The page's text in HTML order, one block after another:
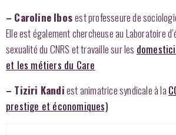
– Caroline Ibosest professeure de
Elle est également chercheuse au Laboratoire
sexualité du CNRS et travaille sur les
et les métiers du Care
– Tiziri Kandiest animatrice syndicale à la
prestige et économiques)